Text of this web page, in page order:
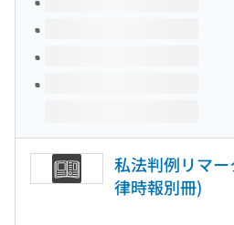
私法判例リマ
律時報別冊)